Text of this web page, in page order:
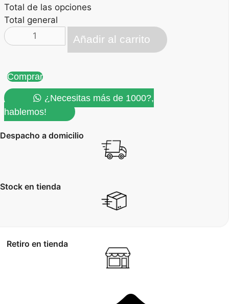
Total de las opciones
Total general
Portacarnet
Cubre
cantidad
Añadir al carrito
Comprar
¿Necesitas más de 1000?,
hablemos!
Despacho a domicilio
Stock en tienda
Retiro en tienda